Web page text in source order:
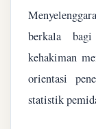
berkala
kehakiman
orientasi
statistik